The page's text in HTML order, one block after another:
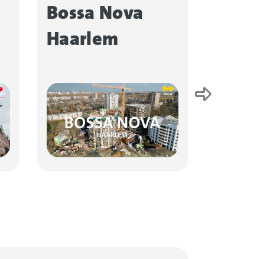
Bossa Nova
Haarlem